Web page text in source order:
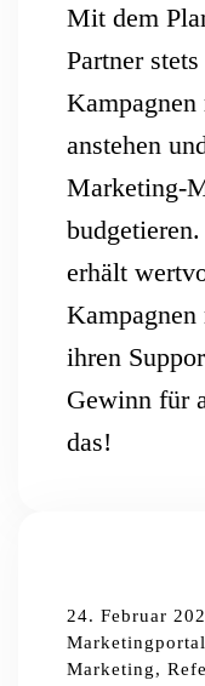
Mit dem
Partner
Kampagnen
anstehen
Marketing-
erhält
Kampagnen
ihren
Gewinn für
das!
24. Februar
Marketing,